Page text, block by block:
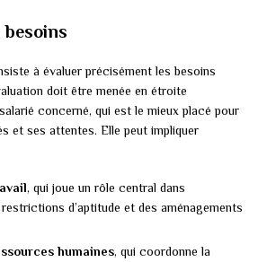
besoins
à évaluer précisément les besoins
doit être menée en étroite
concerné, qui est le mieux placé pour
et ses attentes. Elle peut impliquer
, qui joue un rôle central dans
d’aptitude et des aménagements
humaines, qui coordonne la